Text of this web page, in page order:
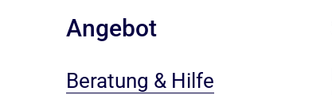
Angebot
Beratung & Hilfe